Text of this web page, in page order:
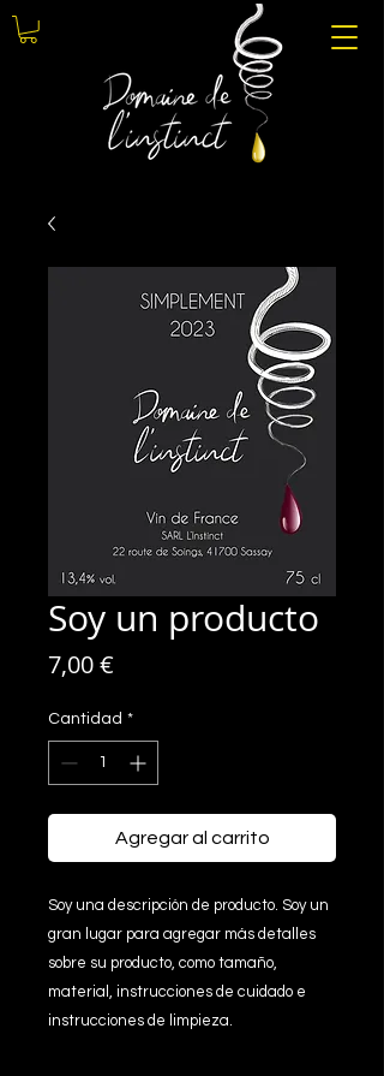
Soy un producto
7,00 €
Cantidad *
Agregar al carrito
Soy una descripción de producto. Soy un
gran lugar para agregar más detalles
sobre su producto, como tamaño,
material, instrucciones de cuidado e
instrucciones de limpieza.